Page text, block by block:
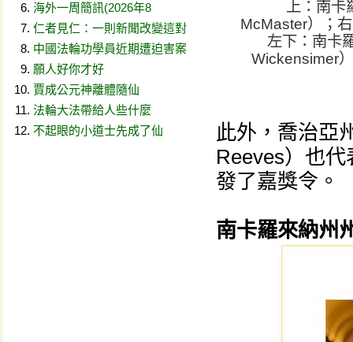
海外一周簡訊(2026年8
仁者見仁：一則新聞改變這對
中國法輪功學員近期遭迫害案
願人好你才好
賈成公元神離體隨仙
法輪大法帶給人些什麼
不起眼的小道士先成了仙
上：南
McMaster）；
左下：南卡
Wickensimer
此外，喬治亞
Reeves）也
發了嘉獎令。
南卡羅來納州